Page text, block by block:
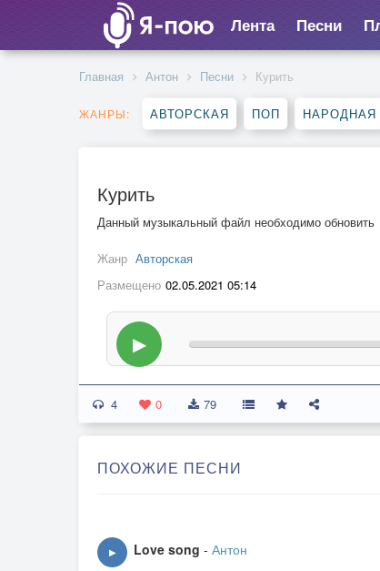
Лента Песни
Главная Антон Песни Курить
ЖАНРЫ: АВТОРСКАЯ ПОП НАРОДНАЯ
Курить
Данный музыкальный файл необходимо обновить
Жанр Авторская
Размещено 02.05.2021 05:14
▶
4 0 79
ПОХОЖИЕ ПЕСНИ
▶ Love song - Антон